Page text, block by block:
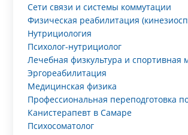
Сети связи и системы коммутации
Физическая реабилитация
Нутрициология
Психолог-нутрициолог
Лечебная физкультура и спортивная
Эргореабилитация
Медицинская физика
Профессиональная переподготовка
Канистерапевт в Самаре
Психосоматолог